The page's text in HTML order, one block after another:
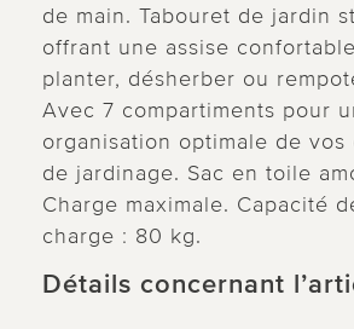
de main. Tabouret de jardin
offrant une assise
planter, désherber ou
Avec 7 compartiments pour
organisation optimale de vos
de jardinage. Sac en toile
Charge maximale. Capacité
charge : 80 kg.
Détails concernant